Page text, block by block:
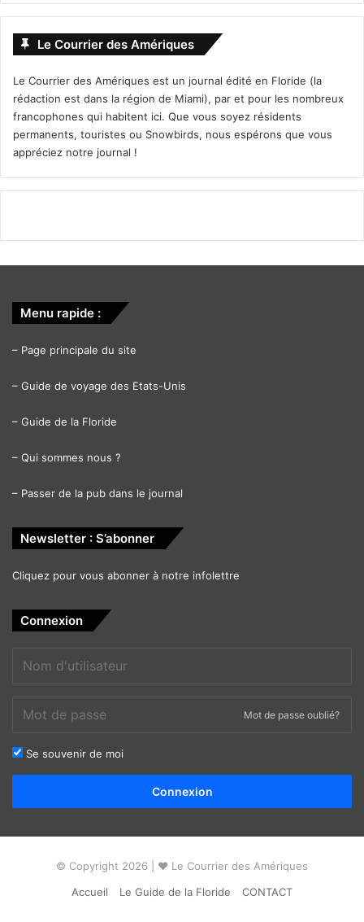
Le Courrier des Amériques
Le Courrier des Amériques est un journal édité en Floride (la
rédaction est dans la région de Miami), par et pour les nombreux
francophones qui habitent ici. Que vous soyez résidents
permanents, touristes ou Snowbirds, nous espérons que vous
appréciez notre journal !
Menu rapide :
– Page principale du site
– Guide de voyage des Etats-Unis
– Guide de la Floride
– Qui sommes nous ?
– Passer de la pub dans le journal
Newsletter : S’abonner
Cliquez pour vous abonner à notre infolettre
Connexion
Mot de passe oublié?
Se souvenir de moi
Connexion
© Copyright 2026 | ❤ Le Courrier des Amériques
Accueil
Le Guide de la Floride CONTACT